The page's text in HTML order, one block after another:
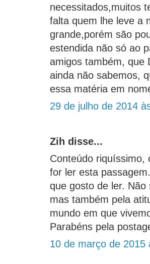
necessitados,muitos
falta quem lhe leve a
grande,porém são
estendida não só ao
amigos também, que
ainda não sabemos,
essa matéria em
29 de julho de 2014
Zih disse...
Conteúdo riquíssimo,
for ler esta
que gosto de ler.
mas também pela
mundo em que
Parabéns pela
10 de março de 2015